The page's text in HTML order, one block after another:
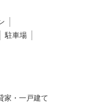
駐車場
家・一戸建て